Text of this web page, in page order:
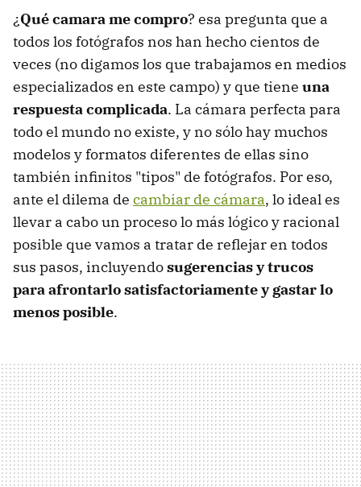
¿Qué camara me compro? esa pregunta que a
todos los fotógrafos nos han hecho cientos de
veces (no digamos los que trabajamos en medios
especializados en este campo) y que tiene una
respuesta complicada. La cámara perfecta para
todo el mundo no existe, y no sólo hay muchos
modelos y formatos diferentes de ellas sino
también infinitos "tipos" de fotógrafos. Por eso,
ante el dilema de cambiar de cámara, lo ideal es
llevar a cabo un proceso lo más lógico y racional
posible que vamos a tratar de reflejar en todos
sus pasos, incluyendosugerencias y trucos
para afrontarlo satisfactoriamente y gastar lo
menos posible.